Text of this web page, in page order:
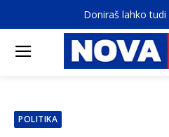
Doniraš lahko tudi
POLITIKA